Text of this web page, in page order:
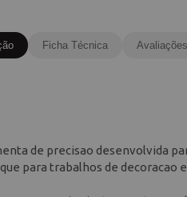
Ficha Técnica Avaliações
de precisao desenvolvida
para trabalhos de decoracao